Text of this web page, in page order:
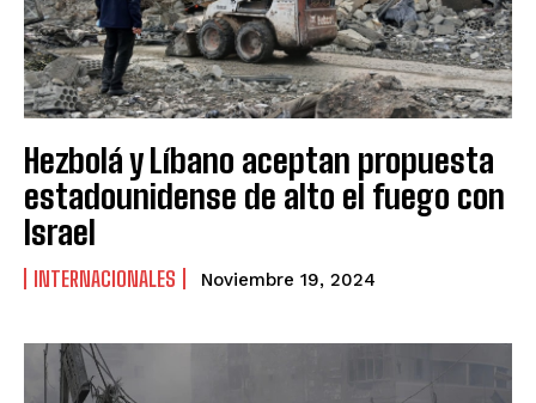
Hezbolá y Líbano aceptan propuesta
estadounidense de alto el fuego con
Israel
INTERNACIONALES Noviembre 19, 2024